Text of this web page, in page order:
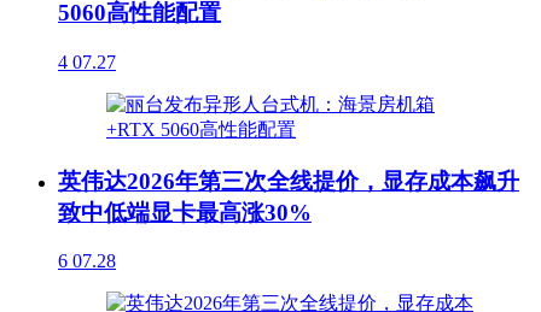
5060高性能配置
4 07.27
英伟达2026年第三次全线提价，显存成本飙升
致中低端显卡最高涨30%
6 07.28